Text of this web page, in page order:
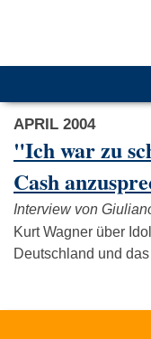
Das könnte
Björk
APRIL 2004
"Ich war zu
Cash
Interview von
Kurt Wagner über
Deutschland und